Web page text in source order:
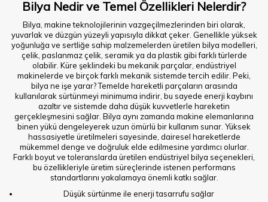
Bilya Nedir ve Temel Özellikleri Nelerdir?
Bilya, makine teknolojilerinin vazgeçilmezlerinden biri olarak,
yuvarlak ve düzgün yüzeyli yapısıyla dikkat çeker. Genellikle yüksek
yoğunluğa ve sertliğe sahip malzemelerden üretilen bilya modelleri,
çelik, paslanmaz çelik, seramik ya da plastik gibi farklı türlerde
olabilir. Küre şeklindeki bu mekanik parçalar, endüstriyel
makinelerde ve birçok farklı mekanik sistemde tercih edilir. Peki,
bilya ne işe yarar? Temelde hareketli parçaların arasında
kullanılarak sürtünmeyi minimuma indirir, bu sayede enerji kaybını
azaltır ve sistemde daha düşük kuvvetlerle hareketin
gerçekleşmesini sağlar. Bilya aynı zamanda makine elemanlarına
binen yükü dengeleyerek uzun ömürlü bir kullanım sunar. Yüksek
hassasiyetle üretilmeleri sayesinde, dairesel hareketlerde
mükemmel denge ve doğruluk elde edilmesine yardımcı olurlar.
Farklı boyut ve toleranslarda üretilen endüstriyel bilya seçenekleri,
bu özellikleriyle üretim süreçlerinde istenen performans
standartlarını yakalamaya önemli katkı sağlar.
Düşük sürtünme ile enerji tasarrufu sağlar